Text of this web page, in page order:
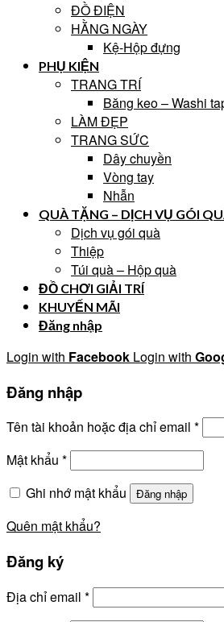
ĐỒ ĐIỆN
HẰNG NGÀY
Kệ-Hộp đựng
PHỤ KIỆN
TRANG TRÍ
Băng keo – Washi
LÀM ĐẸP
TRANG SỨC
Dây chuyền
Vòng tay
Nhẫn
QUÀ TẶNG – DỊCH VỤ GÓI
Dịch vụ gói quà
Thiệp
Túi quà – Hộp quà
ĐỒ CHƠI GIẢI TRÍ
KHUYẾN MÃI
Đăng nhập
Login with Facebook Login with
Đăng nhập
Tên tài khoản hoặc địa chỉ email *
Mật khẩu *
Ghi nhớ mật khẩu
Đăng nhập
Quên mật khẩu?
Đăng ký
Địa chỉ email *